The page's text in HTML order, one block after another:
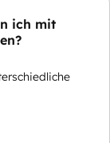
ich mit